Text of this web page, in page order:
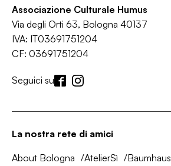
Associazione Culturale Humus
Via degli Orti 63, Bologna 40137
IVA: IT03691751204
CF: 03691751204
Seguici su
La nostra rete di amici
About Bologna AtelierSì
Baumhaus